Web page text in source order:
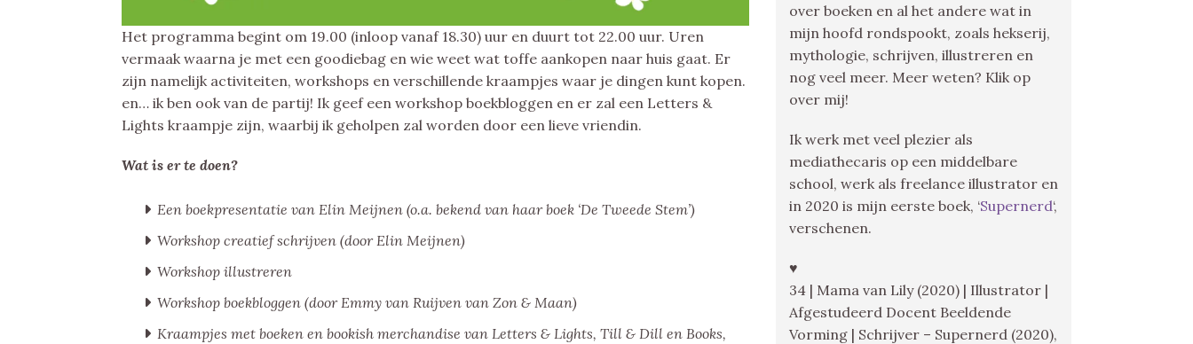
Het programma begint om 19.00 (inloop vanaf 18.30) uur en duurt tot 22.00 uur. Uren
vermaak waarna je met een goodiebag en wie weet wat toffe aankopen naar huis gaat. Er
zijn namelijk activiteiten, workshops en verschillende kraampjes waar je dingen kunt kopen.
en… ik ben ook van de partij! Ik geef een workshop boekbloggen en er zal een Letters &
Lights kraampje zijn, waarbij ik geholpen zal worden door een lieve vriendin.
Wat is er te doen?
Een boekpresentatie van Elin Meijnen (o.a. bekend van haar boek ‘De Tweede Stem’)
Workshop creatief schrijven (door Elin Meijnen)
Workshop illustreren
Workshop boekbloggen (door Emmy van Ruijven van Zon & Maan)
Kraampjes met boeken en bookish merchandise van Letters & Lights, Till & Dill en Books,
over boeken en al het andere wat in
mijn hoofd rondspookt, zoals hekserij,
mythologie, schrijven, illustreren en
nog veel meer. Meer weten? Klik op
over mij!
Ik werk met veel plezier als
mediathecaris op een middelbare
school, werk als freelance illustrator en
in 2020 is mijn eerste boek, ‘Supernerd‘,
verschenen.
♥
34 | Mama van Lily (2020) | Illustrator |
Afgestudeerd Docent Beeldende
Vorming | Schrijver – Supernerd (2020),